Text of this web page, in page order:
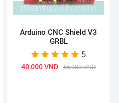
Arduino CNC Shield V3
GRBL
5
40,000 VND 55,000 VND